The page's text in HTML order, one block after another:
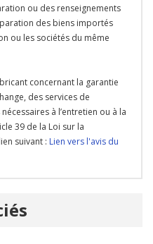
ou des renseignements
des biens importés
ou les sociétés du même
concernant la garantie
des services de
à l’entretien ou à la
39 de la Loi sur la
suivant : Lien vers l'avis du